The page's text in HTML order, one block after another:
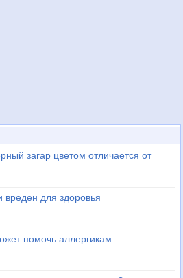
загар цветом отличается от
вреден для здоровья
помочь аллергикам